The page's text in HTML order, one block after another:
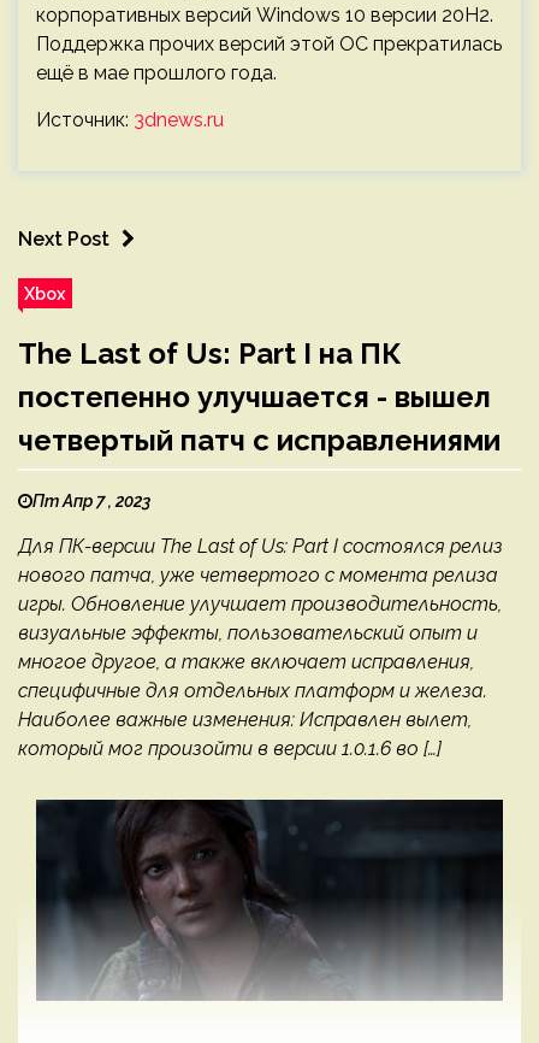
корпоративных версий Windows 10 версии 20H2.
Поддержка прочих версий этой ОС прекратилась
ещё в мае прошлого года.
Источник: 3dnews.ru
Next Post
Xbox
The Last of Us: Part I на ПК
постепенно улучшается - вышел
четвертый патч с исправлениями
Пт Апр 7 , 2023
Для ПК-версии The Last of Us: Part I состоялся релиз
нового патча, уже четвертого с момента релиза
игры. Обновление улучшает производительность,
визуальные эффекты, пользовательский опыт и
многое другое, а также включает исправления,
специфичные для отдельных платформ и железа.
Наиболее важные изменения: Исправлен вылет,
который мог произойти в версии 1.0.1.6 во […]